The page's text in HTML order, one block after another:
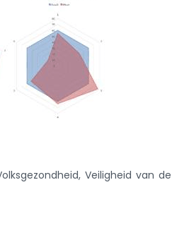
Veiligheid van de